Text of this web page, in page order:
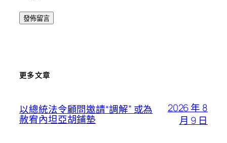
更多文章
以總統法令顧問邀請“調解” 或為
赦宥內坦亞胡鋪墊
2026 年 8
月 9 日